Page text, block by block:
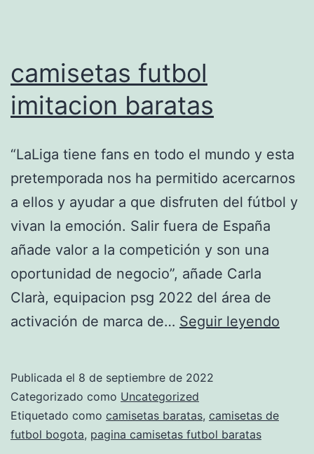
camisetas futbol
imitacion baratas
“LaLiga tiene fans en todo el mundo y esta
pretemporada nos ha permitido acercarnos
a ellos y ayudar a que disfruten del fútbol y
vivan la emoción. Salir fuera de España
añade valor a la competición y son una
oportunidad de negocio”, añade Carla
Clarà, equipacion psg 2022 del área de
activación de marca de… Seguir leyendo
Publicada el 8 de septiembre de 2022
Categorizado como Uncategorized
Etiquetado como camisetas baratas, camisetas de
futbol bogota, pagina camisetas futbol baratas